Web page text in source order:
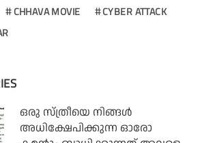
CHHAVA MOVIE
CYBER ATTACK
ഒരു സ്ത്രീയെ നിങ്ങള്‍
അധിക്ഷേപിക്കുന്ന ഓരോ